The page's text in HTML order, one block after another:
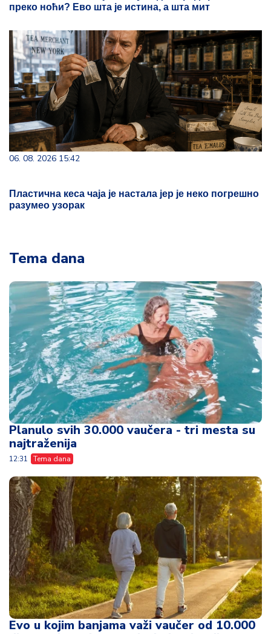
преко ноћи? Ево шта је истина, а шта мит
06. 08. 2026 15:42
Пластична кеса чаја је настала јер је неко погрешно
разумео узорак
Tema dana
Planulo svih 30.000 vaučera - tri mesta su
najtraženija
12:31 Tema dana
Evo u kojim banjama važi vaučer od 10.000